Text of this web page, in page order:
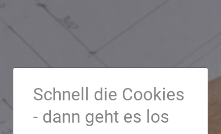
Schnell die Cookies
- dann geht es los